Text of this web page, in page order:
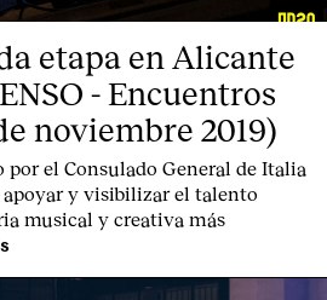
etapa en Alicante
- Encuentros
noviembre 2019)
el Consulado General de Italia
apoyar y visibilizar el talento
musical y creativa más